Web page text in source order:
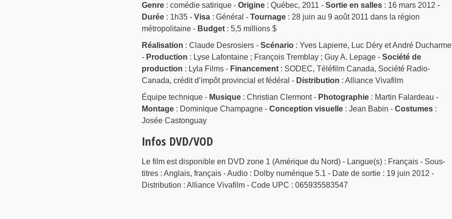
Genre: comédie satirique - Origine: Québec, 2011 - Sortie en salles: 16 mars 2012 -
Durée: 1h35 - Visa: Général - Tournage: 28 juin au 9 août 2011 dans la région
métropolitaine - Budget: 5,5 millions $
Réalisation : Claude Desrosiers - Scénario: Yves Lapierre, Luc Déry et André Ducharme
- Production : Lyse Lafontaine ; François Tremblay ; Guy A. Lepage - Société de
production : Lyla Films - Financement: SODEC, Téléfilm Canada, Société Radio-
Canada, crédit d’impôt provincial et fédéral - Distribution : Alliance Vivafilm
Équipe technique - Musique: Christian Clermont - Photographie: Martin Falardeau -
Montage: Dominique Champagne - Conception visuelle: Jean Babin - Costumes:
Josée Castonguay
Infos DVD/VOD
Le film est disponible en DVD zone 1 (Amérique du Nord) - Langue(s) : Français - Sous-
titres : Anglais, français - Audio : Dolby numérique 5.1 - Date de sortie : 19 juin 2012 -
Distribution : Alliance Vivafilm - Code UPC : 065935583547